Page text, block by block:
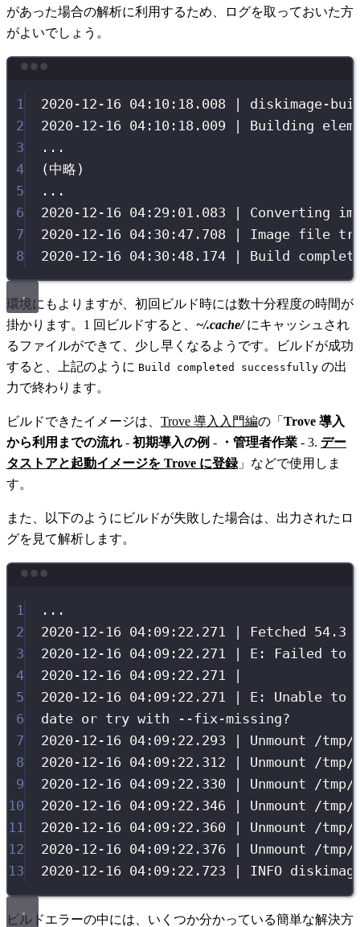
があった場合の解析に利用するため、ログを取っておいた方
がよいでしょう。
1 2020-12-16 04:10:18.008 |
diskimage-
2
2020-12-16 04:10:18.009 | Building
3
...
4
( 中略 )
5
...
6
2020-12-16 04:29:01.083 | Converting
7
2020-12-16 04:30:47.708 | Image file
8
2020-12-16 04:30:48.174 | Build
環境にもよりますが、初回ビルド時には数十分程度の時間が
掛かります。1 回ビルドすると、 ~/.cache/にキャッシュされ
るファイルができて、少し早くなるようです。ビルドが成功
すると、上記のように Build completed successfully の出
力で終わります。
ビルドできたイメージは、 Trove 導入入門編の「 Trove 導入
から利用までの流れ - 初期導入の例 - ・管理者作業 - 3. デー
タストアと起動イメージを Trove に登録」などで使用しま
す。
また、以下のようにビルドが失敗した場合は、出力されたロ
グを見て解析します。
1
...
2
2020-12-16 04:09:22.271 Fetched 54.3
3
2020-12-16 04:09:22.271 E: Failed to
4
2020-12-16 04:09:22.271
5
2020-12-16 04:09:22.271 E: Unable to
6
date or try with --fix-missing?
7
2020-12-16 04:09:22.293 Unmount
/tmp/
8
2020-12-16 04:09:22.312 Unmount
/tmp/
9
2020-12-16 04:09:22.330 Unmount
/tmp/
10
2020-12-16 04:09:22.346 Unmount
/tmp/
11
2020-12-16 04:09:22.360 Unmount
/tmp/
12
2020-12-16 04:09:22.376 Unmount
/tmp/
13
2020-12-16 04:09:22.723 INFO
ビルドエラーの中には、いくつか分かっている簡単な解決方